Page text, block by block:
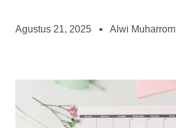
Agustus 21, 2025 Alwi Muharrom